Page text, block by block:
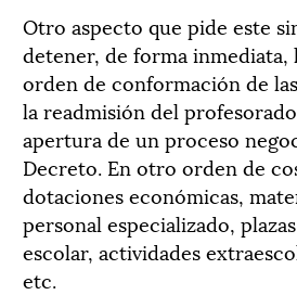
Otro aspecto que pide este
detener, de forma inmediata,
orden de conformación de
la readmisión del
apertura de un proceso
Decreto. En otro orden de
dotaciones económicas,
personal especializado,
escolar, actividades
etc.